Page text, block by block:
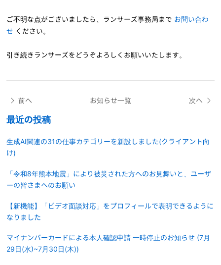
ご不明な点がございましたら、ランサーズ事務局まで お問い合わ
せ ください。
引き続きランサーズをどうぞよろしくお願いいたします。
前へ お知らせ一覧 次へ
最近の投稿
生成AI関連の31の仕事カテゴリーを新設しました(クライアント向
け)
「令和8年熊本地震」により被災された方へのお見舞いと、ユーザ
ーの皆さまへのお願い
【新機能】「ビデオ面談対応」をプロフィールで表明できるように
なりました
マイナンバーカードによる本人確認申請 一時停止のお知らせ (7月
29日(水)~7月30日(木))